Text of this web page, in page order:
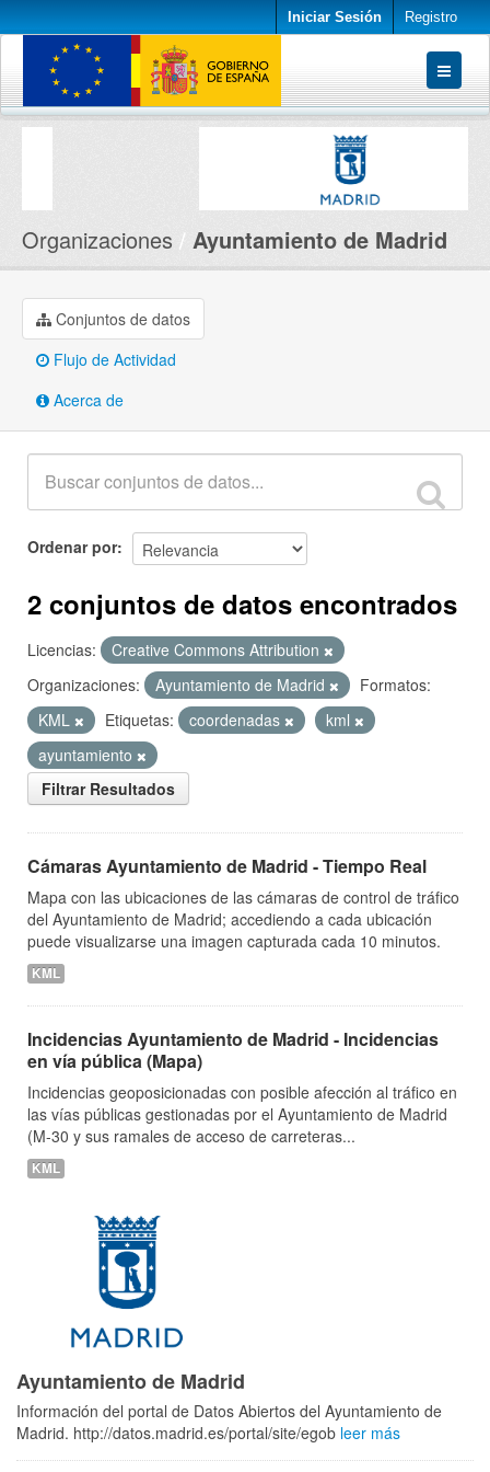
Iniciar Sesión Registro
Conjuntos de datos
Organizaciones Ayuntamiento de Madrid
Conjuntos de datos
Flujo de Actividad
Acerca de
Ordenar por
2 conjuntos de datos encontrados
Licencias:
Creative Commons Attribution
Organizaciones:
Ayuntamiento de Madrid
Formatos:
KML
Etiquetas: coordenadas
kml
ayuntamiento
Filtrar Resultados
Cámaras Ayuntamiento de Madrid - Tiempo Real
Mapa con las ubicaciones de las cámaras de control de tráfico
del Ayuntamiento de Madrid; accediendo a cada ubicación
puede visualizarse una imagen capturada cada 10 minutos.
KML
Incidencias Ayuntamiento de Madrid - Incidencias
en vía pública (Mapa)
Incidencias geoposicionadas con posible afección al tráfico en
las vías públicas gestionadas por el Ayuntamiento de Madrid
(M-30 y sus ramales de acceso de carreteras...
KML
Ayuntamiento de Madrid
Información del portal de Datos Abiertos del Ayuntamiento de
Madrid. http://datos.madrid.es/portal/site/egob leer más